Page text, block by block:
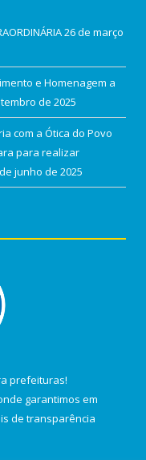
26 de março
e Homenagem a
de 2025
com a Ótica do Povo
para realizar
junho de 2025
prefeituras!
garantimos em
de transparência